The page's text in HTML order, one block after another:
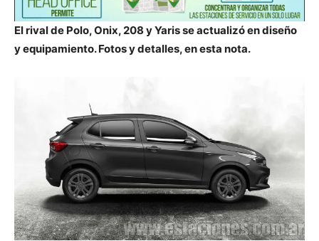
El rival de Polo, Onix, 208 y Yaris se actualizó en diseño
y equipamiento. Fotos y detalles, en esta nota.